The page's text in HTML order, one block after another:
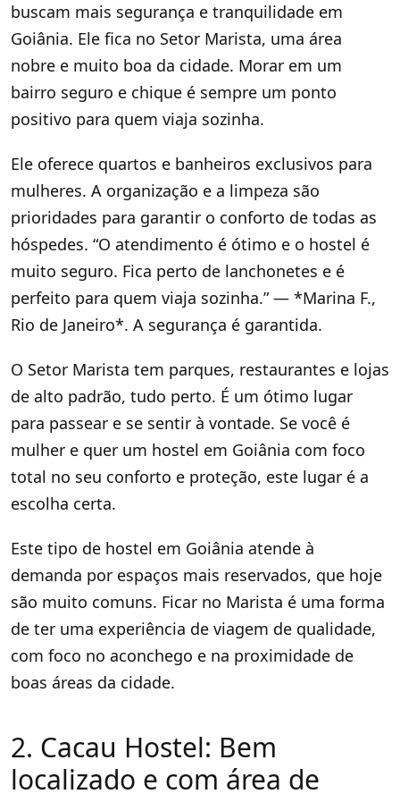
buscam mais segurança e tranquilidade em
Goiânia. Ele fica no Setor Marista, uma área
nobre e muito boa da cidade. Morar em um
bairro seguro e chique é sempre um ponto
positivo para quem viaja sozinha.
Ele oferece quartos e banheiros exclusivos para
mulheres. A organização e a limpeza são
prioridades para garantir o conforto de todas as
hóspedes. “O atendimento é ótimo e o hostel é
muito seguro. Fica perto de lanchonetes e é
perfeito para quem viaja sozinha.” — *Marina F.,
Rio de Janeiro*. A segurança é garantida.
O Setor Marista tem parques, restaurantes e lojas
de alto padrão, tudo perto. É um ótimo lugar
para passear e se sentir à vontade. Se você é
mulher e quer um hostel em Goiânia com foco
total no seu conforto e proteção, este lugar é a
escolha certa.
Este tipo de hostel em Goiânia atende à
demanda por espaços mais reservados, que hoje
são muito comuns. Ficar no Marista é uma forma
de ter uma experiência de viagem de qualidade,
com foco no aconchego e na proximidade de
boas áreas da cidade.
2. Cacau Hostel: Bem
localizado e com área de